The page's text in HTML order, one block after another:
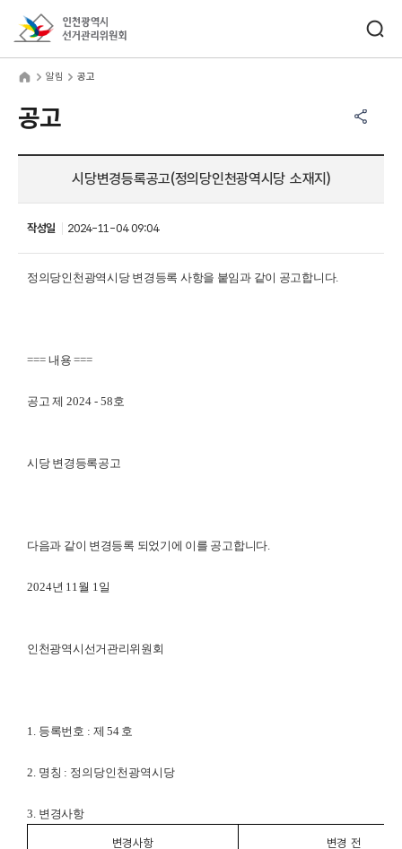
알림 공고
공고
시당변경등록공고(정의당인천광역시당 소재지)
작성일 2024-11-04 09:04
정의당인천광역시당 변경등록 사항을 붙임과 같이 공고합니다.
=== 내용===
공고 제 2024 - 58호
시당 변경등록공고
다음과 같이 변경등록 되었기에 이를 공고합니다.
2024년 11월 1일
인천광역시선거관리위원회
1. 등록번호 : 제 54 호
2. 명칭 : 정의당인천광역시당
3. 변경사항
변경사항 변경 전